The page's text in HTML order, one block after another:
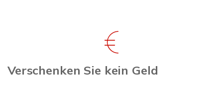
Verschenken Sie kein Geld